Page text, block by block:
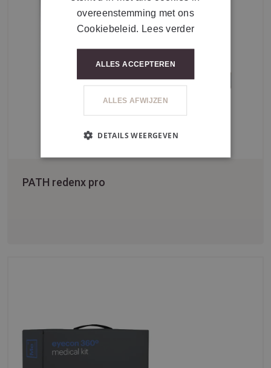
PATH redenx pro
overeenstemming met ons
Cookiebeleid.
Lees verder
ALLES ACCEPTEREN
ALLES AFWIJZEN
DETAILS WEERGEVEN